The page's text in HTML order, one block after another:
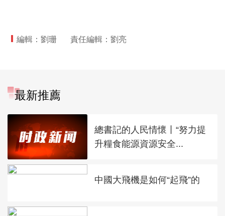
編輯：劉珊 責任編輯：劉亮
最新推薦
總書記的人民情懷丨“努力提
升糧食能源資源安全...
中國大飛機是如何“起飛”的